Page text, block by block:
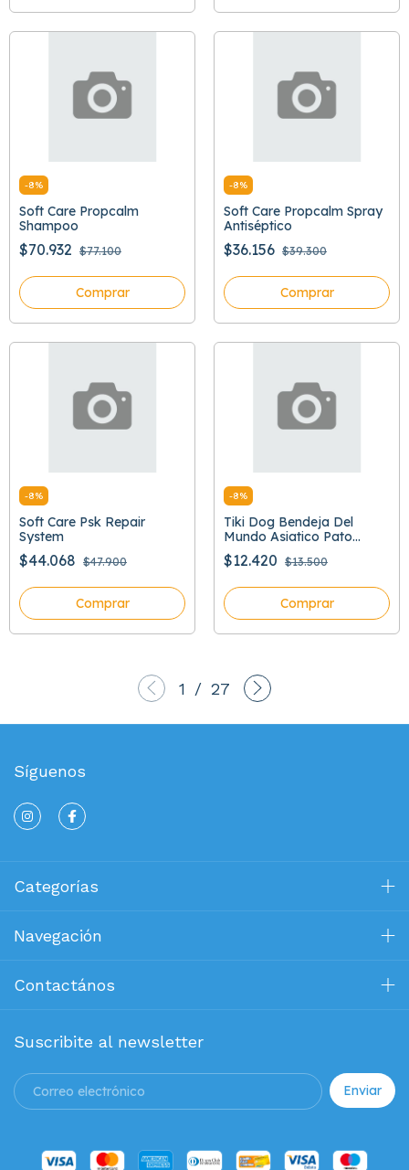
-8%
Soft Care Propcalm
Shampoo
$70.932 $77.100
Comprar
-8%
Soft Care Propcalm Spray
Antiséptico
$36.156 $39.300
Comprar
-8%
Soft Care Psk Repair
System
$44.068 $47.900
Comprar
-8%
Tiki Dog Bendeja Del
Mundo Asiatico Pato
Peking
$12.420 $13.500
Comprar
1 / 27
Síguenos
Categorías
Navegación
Contactános
Suscribite al newsletter